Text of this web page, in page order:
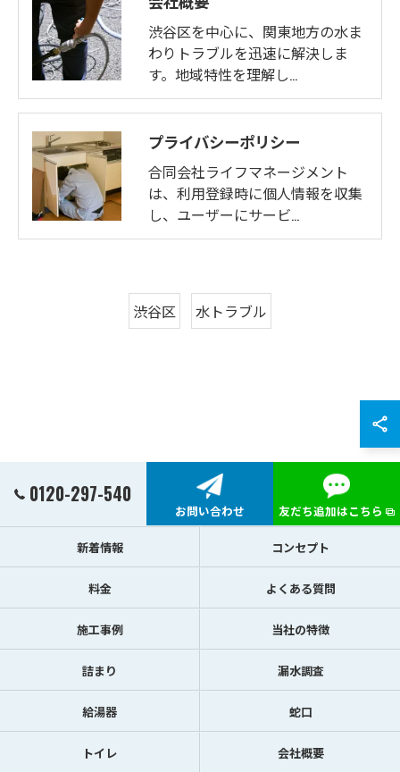
渋谷区を中心に、関東地方の水ま
わりトラブルを迅速に解決しま
す。地域特性を理解し…
プライバシーポリシー
合同会社ライフマネージメント
は、利用登録時に個人情報を収集
し、ユーザーにサービ…
渋谷区 水トラブル
0120-297-540
お問い合わせ 友だち追加はこちら
新着情報 コンセプト
料金 よくある質問
施工事例 当社の特徴
詰まり 漏水調査
給湯器 蛇口
トイレ 会社概要